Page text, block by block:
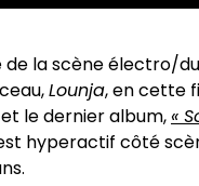
la scène électro/
Lounja, en cette
et le dernier album,«
hyperactif côté